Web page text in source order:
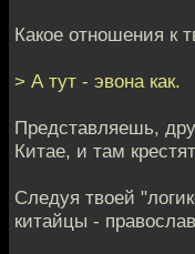
Какое отношения к
> А тут - эвона как.
Представляешь,
Китае, и там
Следуя твоей
китайцы -